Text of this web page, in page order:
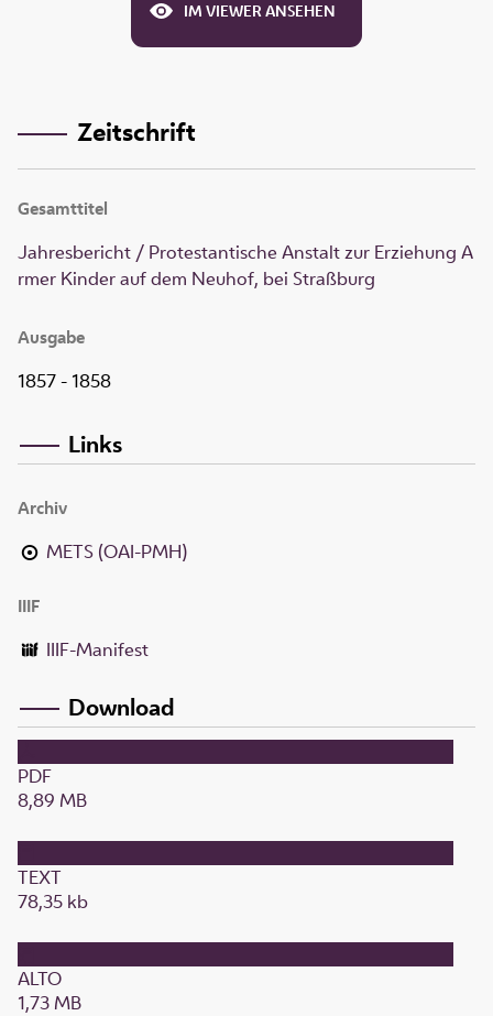
IM VIEWER ANSEHEN
Zeitschrift
Gesamttitel
Jahresbericht / Protestantische Anstalt zur Erziehung A
rmer Kinder auf dem Neuhof, bei Straßburg
Ausgabe
1857 - 1858
Links
Archiv
METS (OAI-PMH)
IIIF
IIIF-Manifest
Download
PDF
8,89 MB
TEXT
78,35 kb
ALTO
1,73 MB